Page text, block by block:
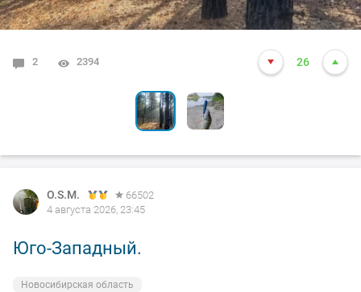
2 2394 26
6 2220 26
O.S.M.
66502
4 августа 2026, 23:45
Юго-Западный.
Новосибирская область